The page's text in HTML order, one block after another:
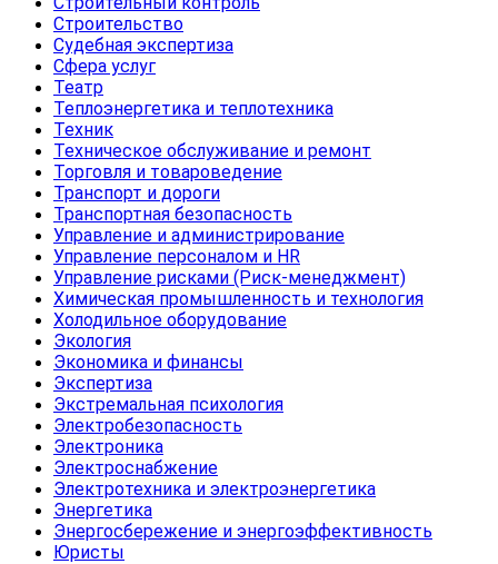
Строительство
Судебная экспертиза
Сфера услуг
Театр
Теплоэнергетика и теплотехника
Техник
Техническое обслуживание и ремонт
Торговля и товароведение
Транспорт и дороги
Транспортная безопасность
Управление и администрирование
Управление персоналом и HR
Управление рисками (Риск-менеджмент)
Химическая промышленность и технология
Холодильное оборудование
Экология
Экономика и финансы
Экспертиза
Экстремальная психология
Электробезопасность
Электроника
Электроснабжение
Электротехника и электроэнергетика
Энергетика
Энергосбережение и энергоэффективность
Юристы